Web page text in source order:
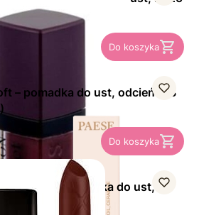
Do koszyka
– pomadka do ust, odcień 113
Do koszyka
Matte, pomadka do ust, 55